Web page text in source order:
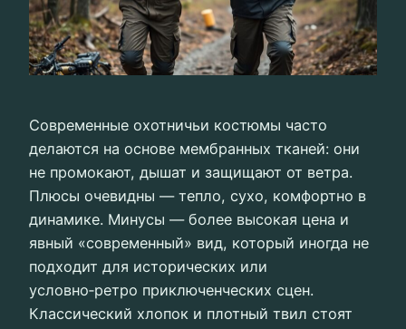
Современные охотничьи костюмы часто
делаются на основе мембранных тканей: они
не промокают, дышат и защищают от ветра.
Плюсы очевидны — тепло, сухо, комфортно в
динамике. Минусы — более высокая цена и
явный «современный» вид, который иногда не
подходит для исторических или
условно‑ретро приключенческих сцен.
Классический хлопок и плотный твил стоят